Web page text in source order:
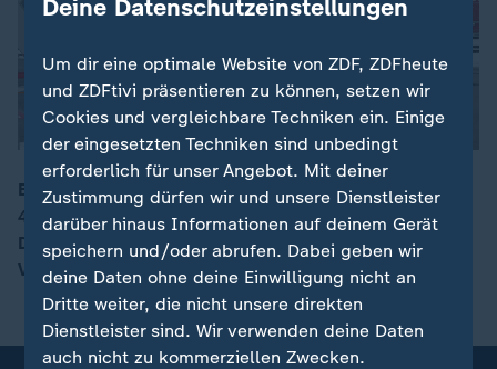
00:15
Bereits im Dezember des vergangenen Jahres wurden
400 Kilogramm im Hamburger Hafen beschlagnahmt.
Das Heroin besitzt auf dem Schwarzmarkt einen
Verkaufswert von geschätzt 32 Millionen Euro.
Deine Datenschutzeinstellungen
Um dir eine optimale Website von ZDF, ZDFheute
und ZDFtivi präsentieren zu können, setzen wir
Cookies und vergleichbare Techniken ein. Einige
der eingesetzten Techniken sind unbedingt
erforderlich für unser Angebot. Mit deiner
Zustimmung dürfen wir und unsere Dienstleister
darüber hinaus Informationen auf deinem Gerät
speichern und/oder abrufen. Dabei geben wir
deine Daten ohne deine Einwilligung nicht an
Dritte weiter, die nicht unsere direkten
Dienstleister sind. Wir verwenden deine Daten
auch nicht zu kommerziellen Zwecken.